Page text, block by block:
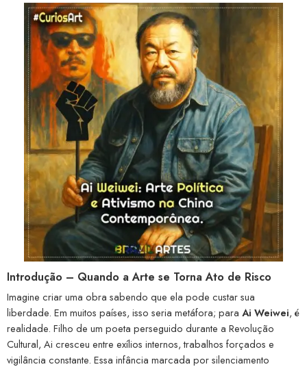
Introdução – Quando a Arte se Torna Ato de Risco
Imagine criar uma obra sabendo que ela pode custar sua
liberdade. Em muitos países, isso seria metáfora; para Ai Weiwei, é
realidade. Filho de um poeta perseguido durante a Revolução
Cultural, Ai cresceu entre exílios internos, trabalhos forçados e
vigilância constante. Essa infância marcada por silenciamento